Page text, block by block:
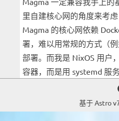
里自建核心网的角度来考
Magma 的核心网依赖
署，难以用常规的方式（
部署。而我是 NixOS 用户
容器，而是用 systemd 服
基于 Astro